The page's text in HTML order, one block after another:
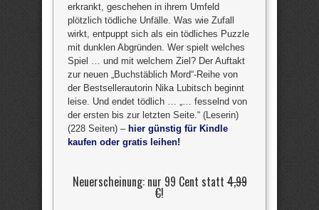
erkrankt, geschehen in ihrem Umfeld
plötzlich tödliche Unfälle. Was wie Zufall
wirkt, entpuppt sich als ein tödliches Puzzle
mit dunklen Abgründen. Wer spielt welches
Spiel … und mit welchem Ziel? Der Auftakt
zur neuen „Buchstäblich Mord“-Reihe von
der Bestsellerautorin Nika Lubitsch beginnt
leise. Und endet tödlich … „… fesselnd von
der ersten bis zur letzten Seite.“ (Leserin)
(228 Seiten) – hier günstig für Kindle
kaufen oder gratis leihen!
Neuerscheinung: nur 99 Cent statt4,99
€!